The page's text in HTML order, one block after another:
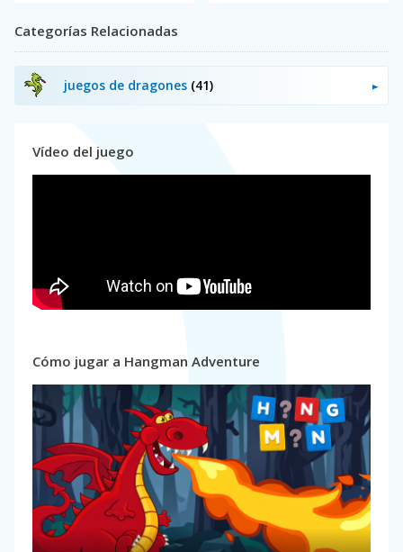
Categorías Relacionadas
juegos de dragones (41)
Vídeo del juego
Cómo jugar a Hangman Adventure